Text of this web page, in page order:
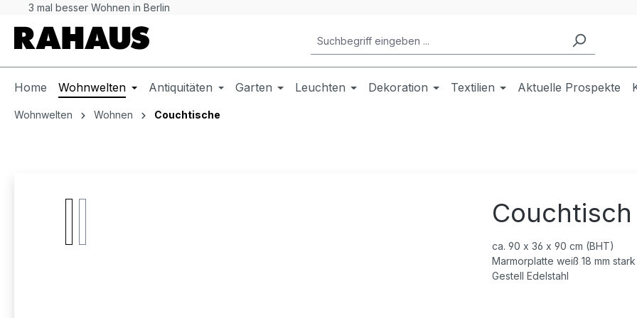
Hauptinhalt springen
Zur Suche springen
Zur Hauptnavigation springen
3 mal besser Wohnen in Berlin
Home Wohnwelten Antiquitäten Garten Leuchten Dekoration Textilien Aktuelle Prospekte
Wohnwelten Wohnen Couchtische
ca. 90 x 36 x 90 cm (BHT)
Marmorplatte weiß 18 mm stark
Gestell Edelstahl